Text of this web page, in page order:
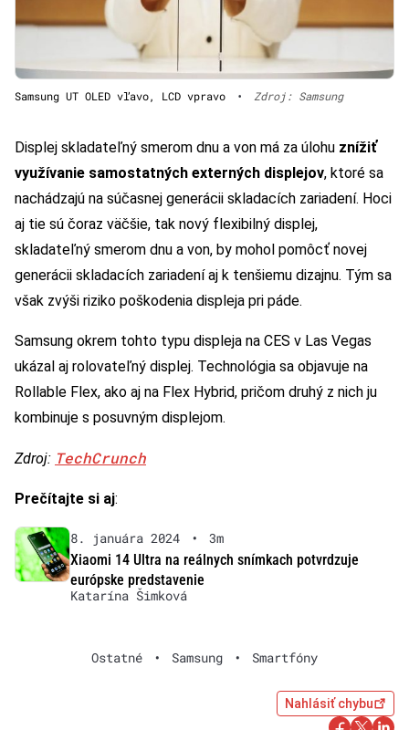
Samsung UT OLED vľavo, LCD vpravo • Zdroj: Samsung
Displej skladateľný smerom dnu a von má za úlohu znížiť
využívanie samostatných externých displejov, ktoré sa
nachádzajú na súčasnej generácii skladacích zariadení. Hoci
aj tie sú čoraz väčšie, tak nový flexibilný displej,
skladateľný smerom dnu a von, by mohol pomôcť novej
generácii skladacích zariadení aj k tenšiemu dizajnu. Tým sa
však zvýši riziko poškodenia displeja pri páde.
Samsung okrem tohto typu displeja na CES v Las Vegas
ukázal aj rolovateľný displej. Technológia sa objavuje na
Rollable Flex, ako aj na Flex Hybrid, pričom druhý z nich ju
kombinuje s posuvným displejom.
Zdroj: TechCrunch
Prečítajte si aj:
8. januára 2024 •
3m
Xiaomi 14 Ultra na reálnych snímkach potvrdzuje
európske predstavenie
Katarína Šimková
Ostatné • Samsung • Smartfóny
Nahlásiť chybu